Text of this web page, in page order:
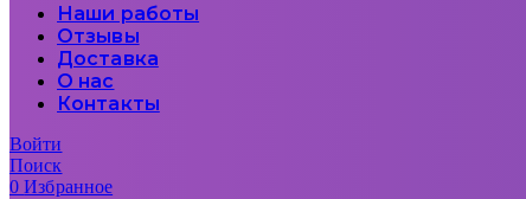
Наши работы
Отзывы
Доставка
О нас
Контакты
Войти
Поиск
0Избранное